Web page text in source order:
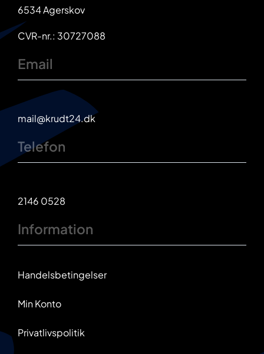
6534 Agerskov
CVR-nr.: 30727088
Email
mail@krudt24.dk
Telefon
2146 0528
Information
Handelsbetingelser
Min Konto
Privatlivspolitik